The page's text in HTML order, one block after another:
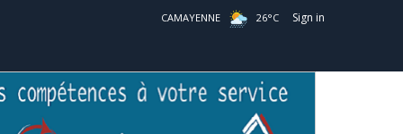
CAMAYENNE 26°C Sign in